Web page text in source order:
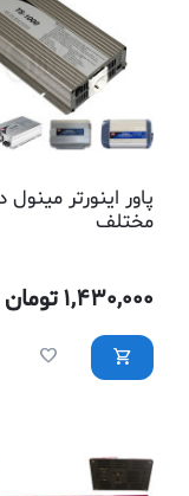
پاور اینورتر مینول
مختلف
1,430,000تومان